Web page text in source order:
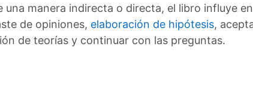
manera indirecta o directa, el libro influye
de opiniones, elaboración de hipótesis,
de teorías y continuar con las preguntas.